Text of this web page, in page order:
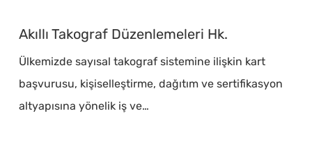
Takograf
Hk.
Akıllı Takograf Düzenlemeleri Hk.
Ülkemizde sayısal takograf sistemine ilişkin kart
başvurusu, kişiselleştirme, dağıtım ve sertifikasyon
altyapısına yönelik iş ve…